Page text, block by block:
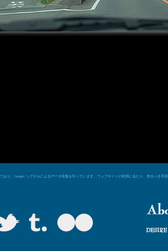
おり、Google シグナルによるデータ収集を行っています。ウェブサイトの利用にあたり、然るべき